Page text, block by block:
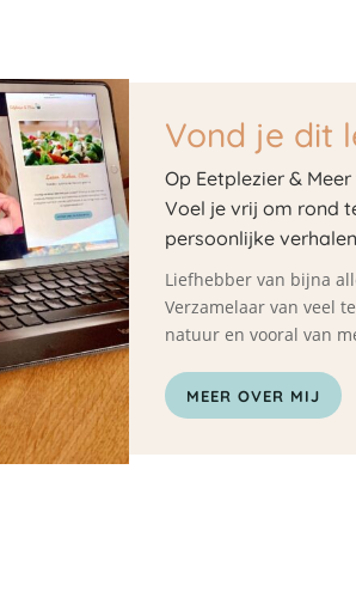
Vond je dit
Op Eetplezier &
Voel je vrij om rond
persoonlijke
Liefhebber van bijna
Verzamelaar van veel
natuur en vooral van
MEER OVER MIJ